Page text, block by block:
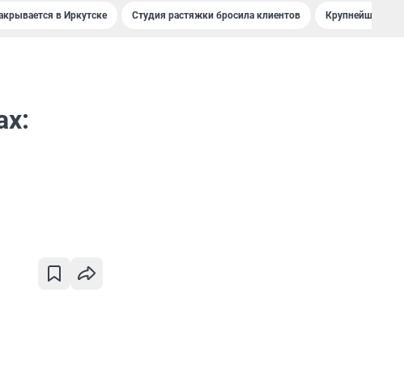
в Иркутске Студия растяжки бросила клиентов Крупнейшие